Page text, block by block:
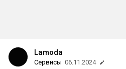
Lamoda
Сервисы 06.11.2024